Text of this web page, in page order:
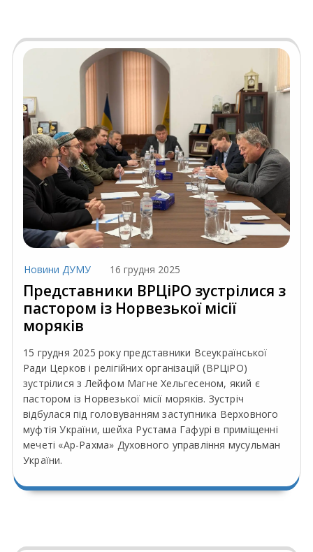
Новини ДУМУ 16 грудня 2025
Представники ВРЦіРО зустрілися з
пастором із Норвезької місії
моряків
15 грудня 2025 року представники Всеукраїнської
Ради Церков і релігійних організацій (ВРЦіРО)
зустрілися з Лейфом Магне Хельгесеном, який є
пастором із Норвезької місії моряків. Зустріч
відбулася під головуванням заступника Верховного
муфтія України, шейха Рустама Гафурі в приміщенні
мечеті «Ар-Рахма» Духовного управління мусульман
України.